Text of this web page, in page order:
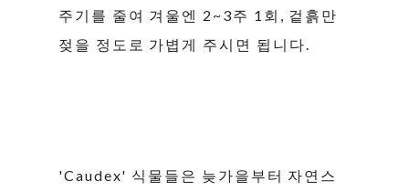
주기를 줄여 겨울엔 2~3주 1회, 겉흙만
젖을 정도로 가볍게 주시면 됩니다.
'Caudex' 식물들은 늦가을부터 자연스